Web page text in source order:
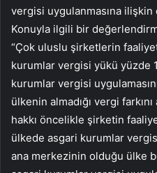
vergisi uygulanmasına ilişkin
Konuyla ilgili bir
“Çok uluslu şirketlerin
kurumlar vergisi yükü yüzde
kurumlar vergisi
ülkenin almadığı vergi
hakkı öncelikle şirketin
ülkede asgari kurumlar
ana merkezinin olduğu ülke